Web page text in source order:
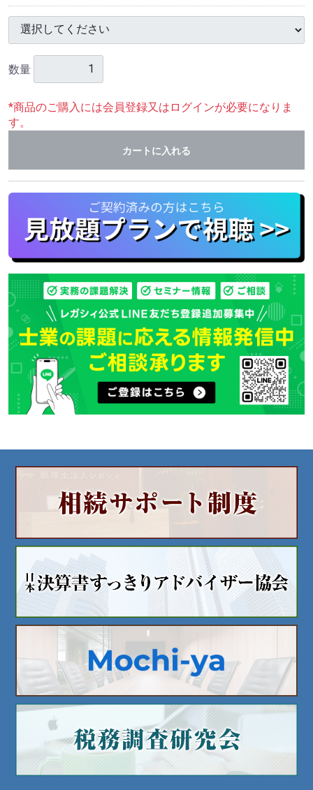
数量
*商品のご購入には会員登録又はログインが必要になりま
す。
カートに入れる